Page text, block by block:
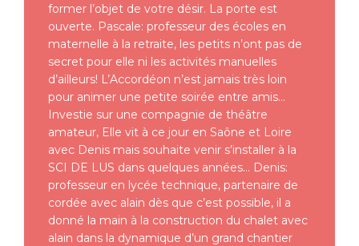
former l’objet de votre désir. La porte est
ouverte. Pascale: professeur des écoles en
maternelle à la retraite, les petits n’ont pas de
secret pour elle ni les activités manuelles
d’ailleurs! L’Accordéon n’est jamais très loin
pour animer une petite soirée entre amis…
Investie sur une compagnie de théâtre
amateur, Elle vit à ce jour en Saône et Loire
avec Denis mais souhaite venir s’installer à la
SCI DE LUS dans quelques années… Denis:
professeur en lycée technique, partenaire de
cordée avec alain dès que c’est possible, il a
donné la main à la construction du chalet avec
alain dans la dynamique d’un grand chantier